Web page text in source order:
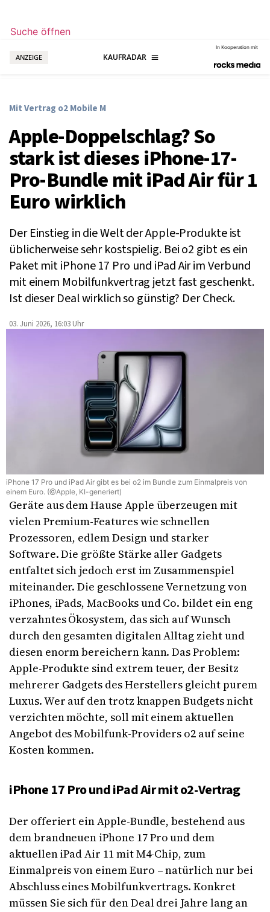
Suche öffnen
ANZEIGE
In Kooperation mit
Mit Vertrag o2 Mobile M
Apple-Doppelschlag? So
stark ist dieses iPhone-17-
Pro-Bundle mit iPad Air für 1
Euro wirklich
Der Einstieg in die Welt der Apple-Produkte ist
üblicherweise sehr kostspielig. Bei o2 gibt es ein
Paket mit iPhone 17 Pro und iPad Air im Verbund
mit einem Mobilfunkvertrag jetzt fast geschenkt.
Ist dieser Deal wirklich so günstig? Der Check.
03. Juni 2026, 16:03 Uhr
iPhone 17 Pro und iPad Air gibt es bei o2 im Bundle zum Einmalpreis von
einem Euro. (@Apple, KI-generiert)
Geräte aus dem Hause Apple überzeugen mit
vielen Premium-Features wie schnellen
Prozessoren, edlem Design und starker
Software. Die größte Stärke aller Gadgets
entfaltet sich jedoch erst im Zusammenspiel
miteinander. Die geschlossene Vernetzung von
iPhones, iPads, MacBooks und Co. bildet ein eng
verzahntes Ökosystem, das sich auf Wunsch
durch den gesamten digitalen Alltag zieht und
diesen enorm bereichern kann. Das Problem:
Apple-Produkte sind extrem teuer, der Besitz
mehrerer Gadgets des Herstellers gleicht purem
Luxus. Wer auf den trotz knappen Budgets nicht
verzichten möchte, soll mit einem aktuellen
Angebot des Mobilfunk-Providers o2 auf seine
Kosten kommen.
iPhone 17 Pro und iPad Air mit o2-Vertrag
Der offeriert ein Apple-Bundle, bestehend aus
dem brandneuen iPhone 17 Pro und dem
aktuellen iPad Air 11 mit M4-Chip, zum
Einmalpreis von einem Euro – natürlich nur bei
Abschluss eines Mobilfunkvertrags. Konkret
müssen Sie sich für den Deal drei Jahre lang an